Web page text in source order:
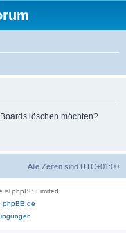
löschen möchten?
Alle Zeiten sind UTC+01:00
© phpBB Limited
phpBB.de